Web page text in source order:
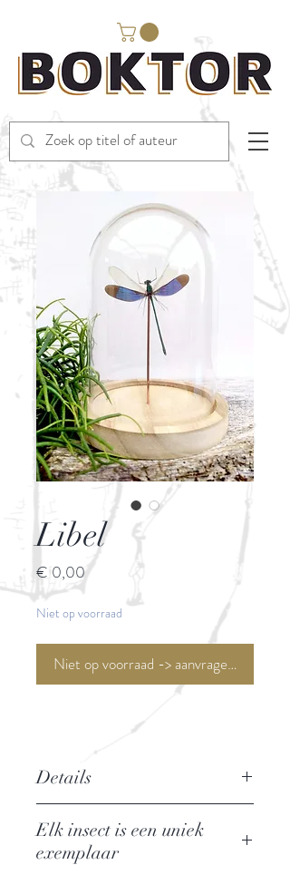
Libel
€ 0,00Prijs
Niet op voorraad
Niet op voorraad -> aanvragen <-
Details
Familie: Calopterygidae
Herkomst: Indonesia
Elk insect is een uniek
exemplaar